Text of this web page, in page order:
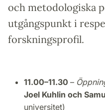
och metodologiska
utgångspunkt i
forskningsprofil.
11.00–11.30 –
Joel Kuhlin och
universitet)